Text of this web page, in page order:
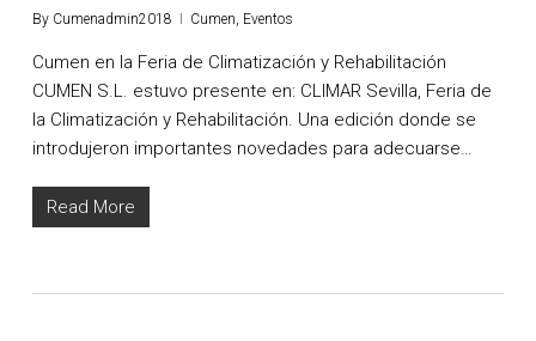
By Cumenadmin2018 Cumen, Eventos
Cumen en la Feria de Climatización y Rehabilitación
CUMEN S.L. estuvo presente en: CLIMAR Sevilla, Feria de
la Climatización y Rehabilitación. Una edición donde se
introdujeron importantes novedades para adecuarse…
Read More